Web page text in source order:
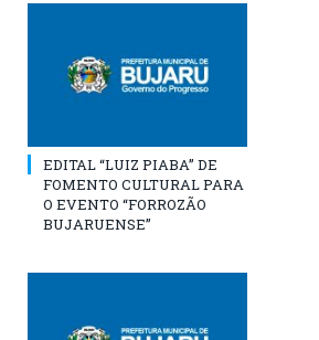
EDITAL “LUIZ PIABA” DE
FOMENTO CULTURAL PARA
O EVENTO “FORROZÃO
BUJARUENSE”